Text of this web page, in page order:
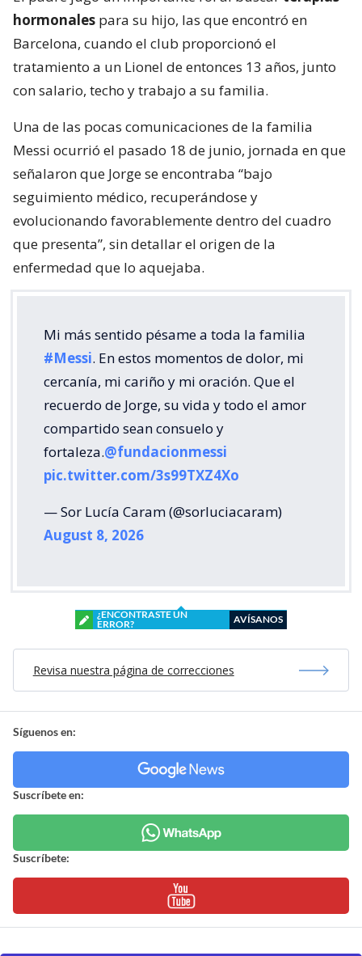
hormonales para su hijo, las que encontró en
Barcelona, cuando el club proporcionó el
tratamiento a un Lionel de entonces 13 años, junto
con salario, techo y trabajo a su familia.
Una de las pocas comunicaciones de la familia
Messi ocurrió el pasado 18 de junio, jornada en que
señalaron que Jorge se encontraba “bajo
seguimiento médico, recuperándose y
evolucionando favorablemente dentro del cuadro
que presenta”, sin detallar el origen de la
enfermedad que lo aquejaba.
Mi más sentido pésame a toda la familia
#Messi. En estos momentos de dolor, mi
cercanía, mi cariño y mi oración. Que el
recuerdo de Jorge, su vida y todo el amor
compartido sean consuelo y
fortaleza.@fundacionmessi
pic.twitter.com/3s99TXZ4Xo
— Sor Lucía Caram (@sorluciacaram)
August 8, 2026
¿ENCONTRASTE UN
ERROR?
AVÍSANOS
Revisa nuestra página de correcciones
Síguenos en:
Suscríbete en:
Suscríbete: